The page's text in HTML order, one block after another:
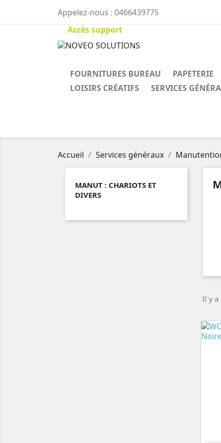
Appelez-nous : 0466439775
Accès support
FOURNITURES BUREAU
PAPETERIE
LOISIRS CRÉATIFS
SERVICES
Accueil Services généraux
MANUT : CHARIOTS ET
DIVERS
Il y a